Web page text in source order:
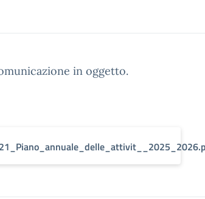
in oggetto.